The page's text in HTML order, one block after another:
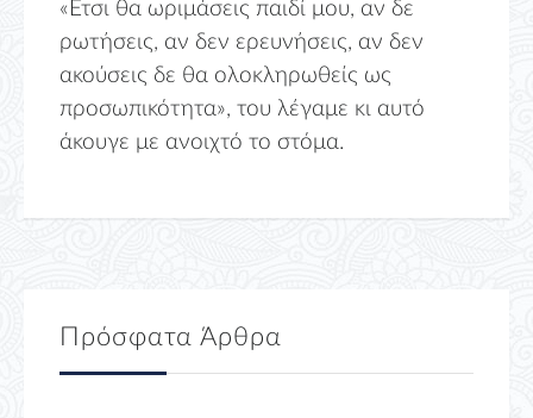
«Ετσι θα ωριμάσεις παιδί μου, αν δε
ρωτήσεις, αν δεν ερευνήσεις, αν δεν
ακούσεις δε θα ολοκληρωθείς ως
προσωπικότητα», του λέγαμε κι αυτό
άκουγε με ανοιχτό το στόμα.
Πρόσφατα Άρθρα